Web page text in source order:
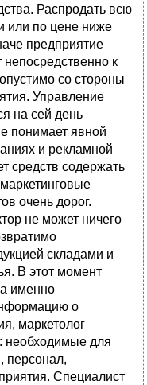
Распродать всю
или по цене ниже
предприятие
непосредственно к
со стороны
Управление
на сей день
понимает явной
и рекламной
средств содержать
очень дорог.
не может ничего
складами и
В этот момент
именно
о
маркетолог
необходимые для
персонал,
Специалист